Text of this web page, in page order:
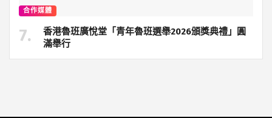
合作媒體
香港魯班廣悅堂「青年魯班選舉2026頒獎典禮」圓
滿舉行